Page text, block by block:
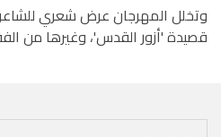
وتخلل المهرجان عرض شعري
قصيدة 'أزور القدس'، وغيرها من